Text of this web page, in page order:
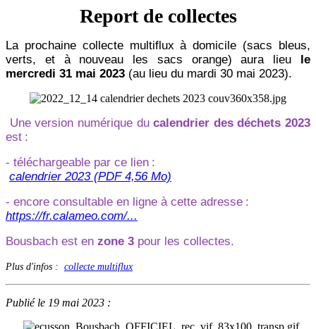
Report de collectes
La prochaine collecte multiflux à domicile (sacs bleus,
verts, et à nouveau les sacs orange) aura lieu
le
mercredi 31 mai 2023 (au lieu du mardi 30 mai 2023).
Une version numérique ducalendrier des déchets 2023
est :
- téléchargeable par ce lien :
calendrier 2023 (PDF 4,56 Mo)
- encore consultable en ligne à cette adresse :
https://fr.calameo.com/...
Bousbach est en zone 3 pour les collectes.
Plus d'infos : collecte multiflux
Publié le 19 mai 2023 :